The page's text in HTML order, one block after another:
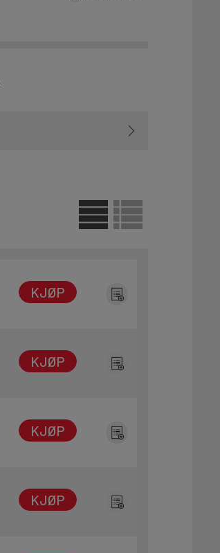
KJØP
KJØP
KJØP
KJØP